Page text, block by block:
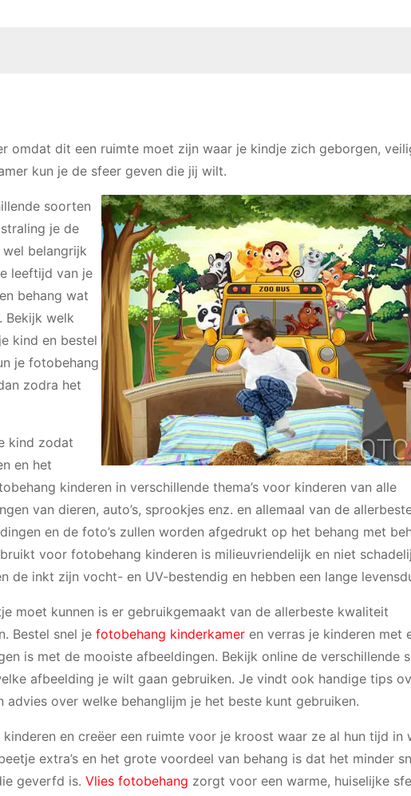
omdat dit een ruimte moet zijn waar je kindje zich geborgen,
kun je de sfeer geven die jij wilt.
soorten
je de
belangrijk
leeftijd van je
behang wat
Bekijk welk
kind en bestel
je fotobehang
zodra het
kind zodat
en het
kinderen in verschillende thema’s voor kinderen van alle
van dieren, auto’s, sprookjes enz. en allemaal van de
en de foto’s zullen worden afgedrukt op het behang met
voor fotobehang kinderen is milieuvriendelijk en niet
de inkt zijn vocht- en UV-bestendig en hebben een lange
moet kunnen is er gebruikgemaakt van de allerbeste kwaliteit
Bestel snel je fotobehang kinderkamer en verras je kinderen met
is met de mooiste afbeeldingen. Bekijk online de verschillende
afbeelding je wilt gaan gebruiken. Je vindt ook handige tips
advies over welke behanglijm je het beste kunt gebruiken.
en creëer een ruimte voor je kroost waar ze al hun tijd in
extra’s en het grote voordeel van behang is dat het minder
geverfd is. Vlies fotobehang zorgt voor een warme, huiselijke